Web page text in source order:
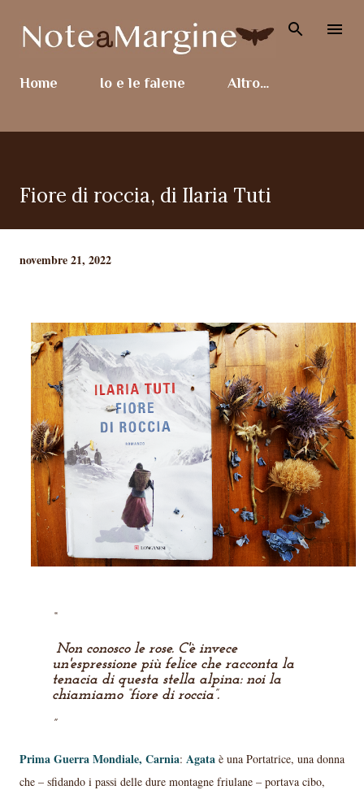
Passa ai contenuti principali
Home Io e le falene Altro…
Fiore di roccia, di Ilaria Tuti
novembre 21, 2022
Non conosco le rose. C'è invece
un'espressione più felice che racconta la
tenacia di questa stella alpina: noi la
chiamiamo “fiore di roccia”.
Prima Guerra Mondiale, Carnia: Agata è una Portatrice, una donna
che – sfidando i passi delle dure montagne friulane – portava cibo,